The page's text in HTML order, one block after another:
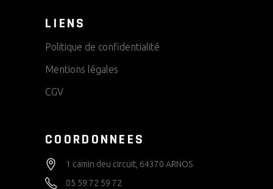
LIENS
Politique de confidentialité
Mentions légales
CGV
COORDONNEES
1 camin deu circuit, 64370 ARNOS
05 59 72 59 72